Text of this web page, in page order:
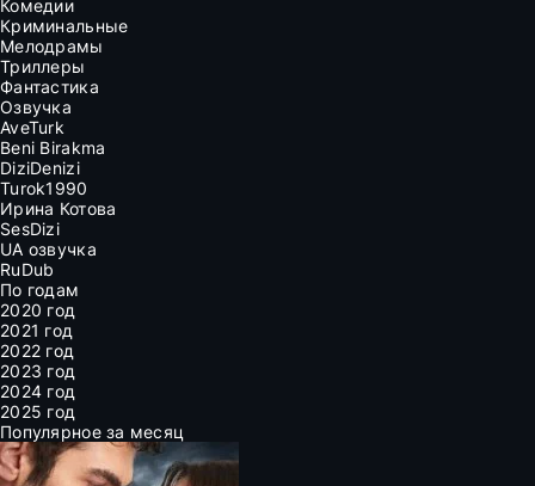
Комедии
Криминальные
Мелодрамы
Триллеры
Фантастика
Озвучка
AveTurk
Beni Birakma
DiziDenizi
Turok1990
Ирина Котова
SesDizi
UA озвучка
RuDub
По годам
2020 год
2021 год
2022 год
2023 год
2024 год
2025 год
Популярное за месяц